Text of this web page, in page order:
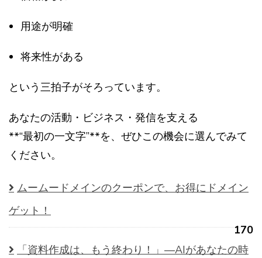
用途が明確
将来性がある
という三拍子がそろっています。
あなたの活動・ビジネス・発信を支える
**“最初の一文字”**を、ぜひこの機会に選んでみて
ください。
ムームードメインのクーポンで、お得にドメイン
ゲット！
170
「資料作成は、もう終わり！」—AIがあなたの時